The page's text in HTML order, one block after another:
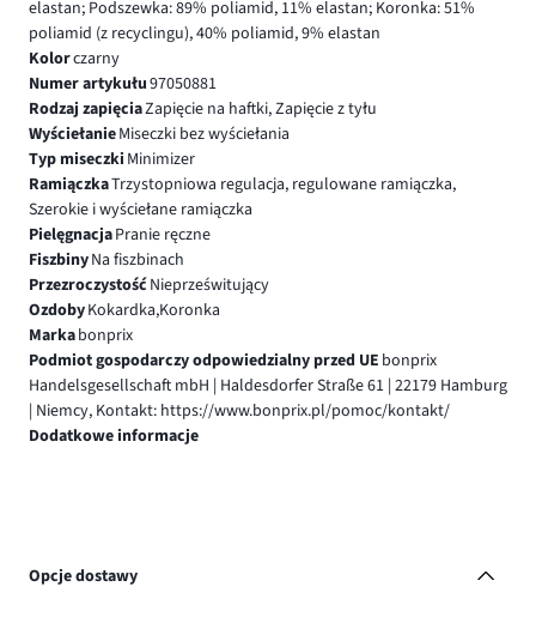
elastan; Podszewka: 89% poliamid, 11% elastan; Koronka: 51%
poliamid (z recyclingu), 40% poliamid, 9% elastan
Kolorczarny
Numer artykułu97050881
Rodzaj zapięciaZapięcie na haftki, Zapięcie z tyłu
WyściełanieMiseczki bez wyściełania
Typ miseczki Minimizer
RamiączkaTrzystopniowa regulacja, regulowane ramiączka,
Szerokie i wyściełane ramiączka
PielęgnacjaPranie ręczne
FiszbinyNa fiszbinach
PrzezroczystośćNieprześwitujący
OzdobyKokardka,Koronka
Markabonprix
Podmiot gospodarczy odpowiedzialny przed UE bonprix
Handelsgesellschaft mbH | Haldesdorfer Straße 61 | 22179 Hamburg
| Niemcy, Kontakt: https://www.bonprix.pl/pomoc/kontakt/
Dodatkowe informacje
Opcje dostawy